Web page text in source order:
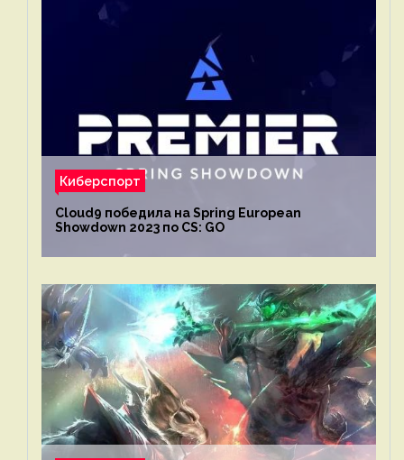
Киберспорт
Cloud9 победила на Spring European
Showdown 2023 по CS: GO